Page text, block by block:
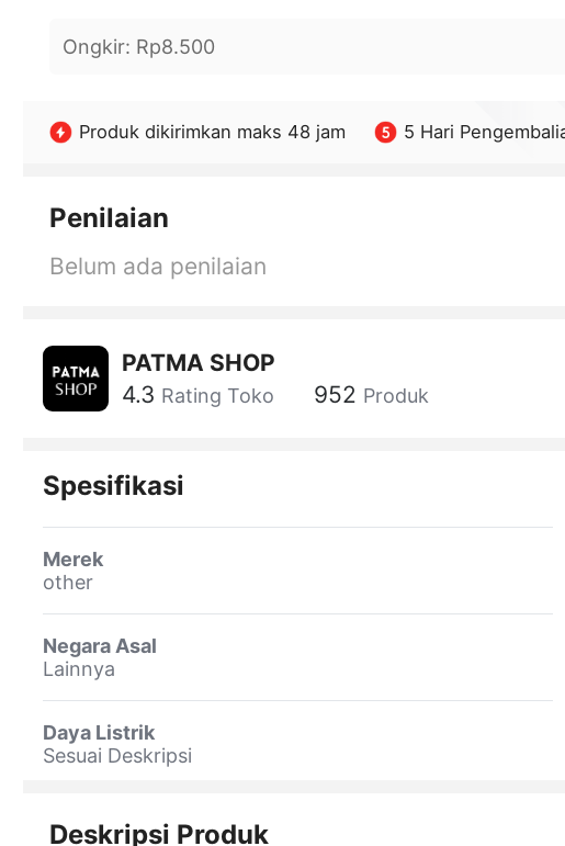
Ongkir: Rp8.500
Produk dikirimkan maks 48 jam 5 Hari
Penilaian
Belum ada penilaian
PATMA SHOP
4.3 Rating Toko 952 Produk
Spesifikasi
Merek
other
Negara Asal
Lainnya
Daya Listrik
Sesuai Deskripsi
Deskripsi Produk